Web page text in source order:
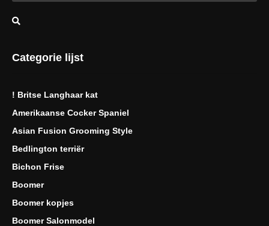
Categorie lijst
! Britse Langhaar kat
Amerikaanse Cocker Spaniel
Asian Fusion Grooming Style
Bedlington terriër
Bichon Frise
Boomer
Boomer kopjes
Boomer Salonmodel